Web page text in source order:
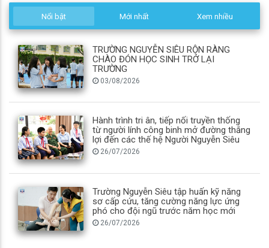
Nổi bật Mới nhất Xem nhiều
TRƯỜNG NGUYỄN SIÊU RỘN RÀNG
CHÀO ĐÓN HỌC SINH TRỞ LẠI
TRƯỜNG
03/08/2026
Hành trình tri ân, tiếp nối truyền thống
từ người lính công binh mở đường thắng
lợi đến các thế hệ Người Nguyễn Siêu
26/07/2026
Trường Nguyễn Siêu tập huấn kỹ năng
sơ cấp cứu, tăng cường năng lực ứng
phó cho đội ngũ trước năm học mới
26/07/2026